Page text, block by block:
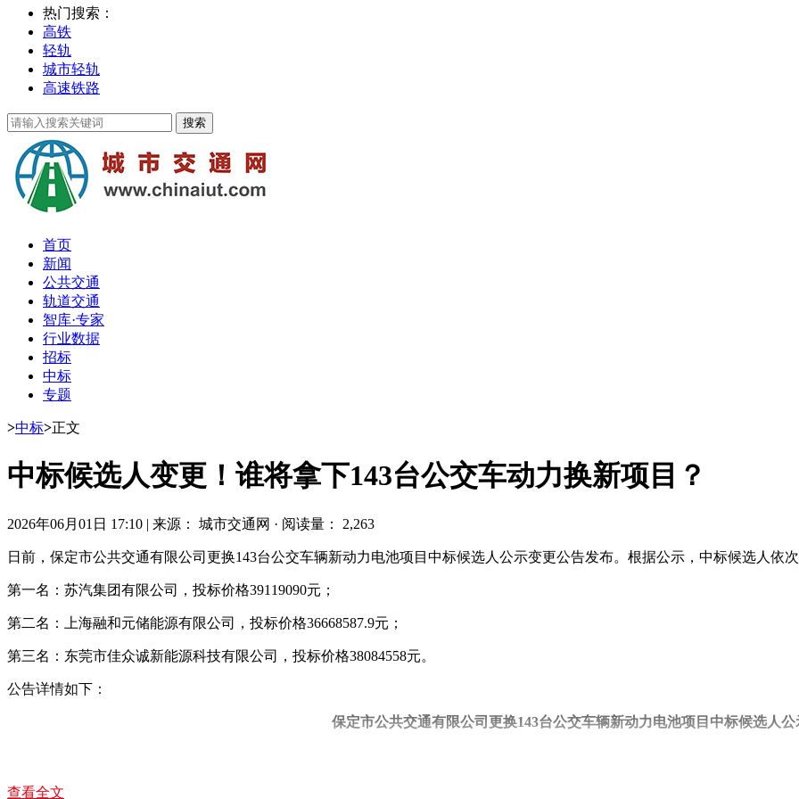
热门搜索：
高铁
轻轨
城市轻轨
高速铁路
首页
新闻
公共交通
轨道交通
智库·专家
行业数据
招标
中标
专题
>中标>正文
中标候选人变更！谁将拿下143台公交车动力换新项目？
2026年06月01日 17:10 | 来源： 城市交通网 · 阅读量： 2,263
日前，保定市公共交通有限公司更换143台公交车辆新动力电池项目中标候选人公示变更公告发布。根据公示，中标候选人依次
第一名：苏汽集团有限公司，投标价格39119090元；
第二名：上海融和元储能源有限公司，投标价格36668587.9元；
第三名：东莞市佳众诚新能源科技有限公司，投标价格38084558元。
公告详情如下：
保定市公共交通有限公司更换143台公交车辆新动力电池项目中标候选人
查看全文